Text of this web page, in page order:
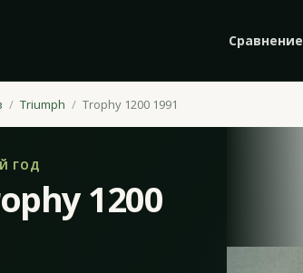
Сравнение
Triumph Trophy 1200 1991
ГОД
1200